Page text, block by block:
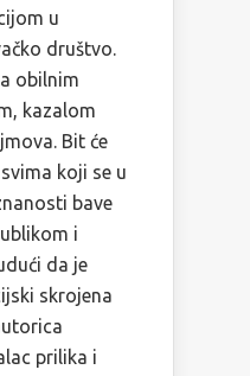
u
društvo.
obilnim
kazalom
Bit će
koji se u
bave
i
da je
skrojena
prilika i